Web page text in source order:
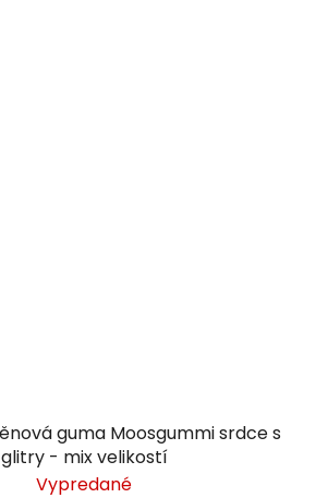
guma Moosgummi srdce s
glitry - mix velikostí
Vypredané